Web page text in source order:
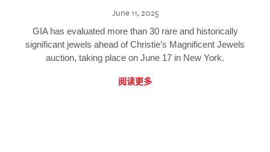
June 11, 2025
GIA has evaluated more than 30 rare and historically
significant jewels ahead of Christie’s Magnificent Jewels
auction, taking place on June 17 in New York.
阅读更多